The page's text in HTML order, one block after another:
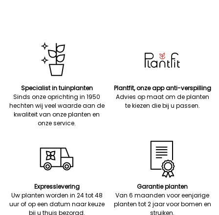
Specialist in tuinplanten
Sinds onze oprichting in 1950
hechten wij veel waarde aan de
kwaliteit van onze planten en
onze service.
Plantfit, onze app anti-verspilling
Advies op maat om de planten
te kiezen die bij u passen.
Expresslevering
Uw planten worden in 24 tot 48
uur of op een datum naar keuze
bij u thuis bezorgd.
Garantie planten
Van 6 maanden voor eenjarige
planten tot 2 jaar voor bomen en
struiken.